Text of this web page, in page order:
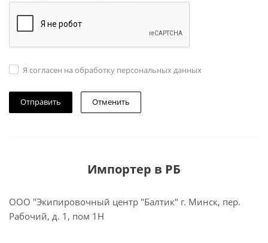
Я согласен на обработку персональных данных
Отменить
Импортер в РБ
ООО "Экипировочный центр "Балтик" г. Минск, пер.
Рабочий, д. 1, пом 1Н